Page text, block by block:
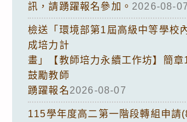
訊，請踴躍報名參加。 2026-08-07
檢送「環境部第1屆高級中等學校
成培力計
畫」【教師培力永續工作坊】簡章
鼓勵教師
踴躍報名2026-08-07
115學年度高二第一階段轉組申請